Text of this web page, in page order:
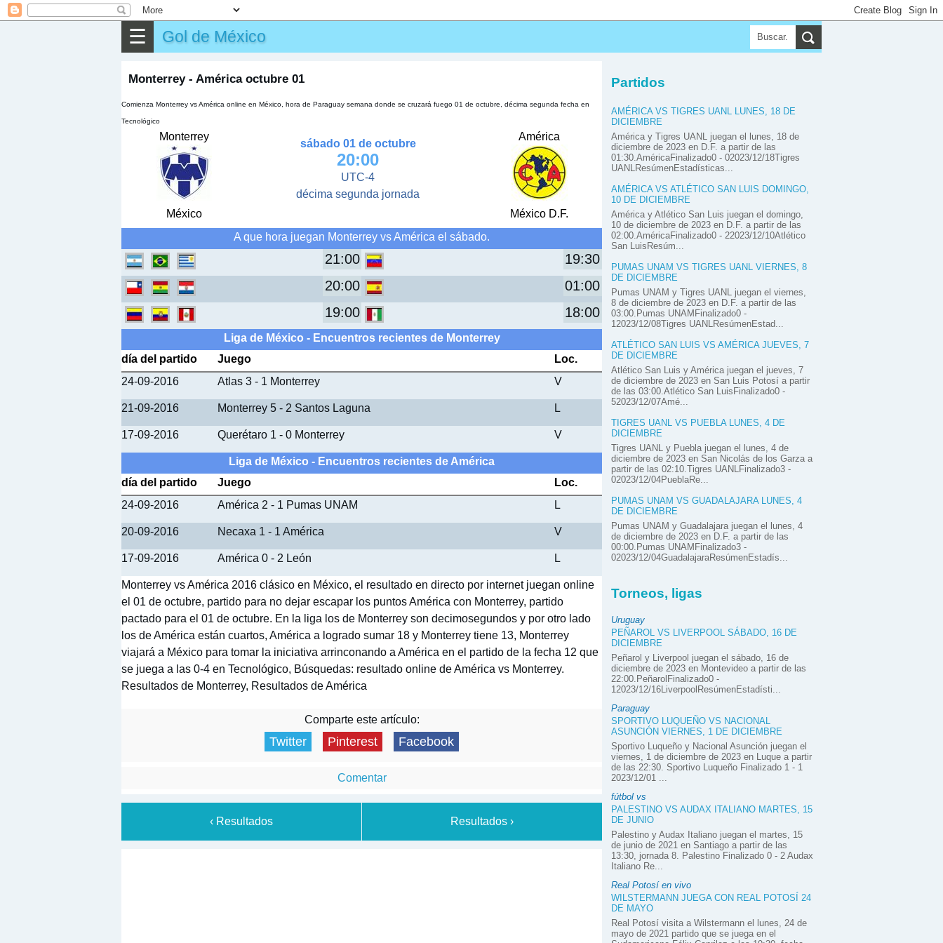
☰ Gol de México
Monterrey - América octubre 01
Comienza Monterrey vs América online en México, hora de Paraguay semana donde se cruzará fuego 01 de octubre, décima segunda fecha en
Tecnológico
Monterrey
México
sábado 01 de octubre
20:00
UTC-4
décima segunda jornada
América
México D.F.
A que hora juegan Monterrey vs América el sábado.
21:00
19:30
20:00
01:00
19:00
18:00
Liga de México - Encuentros recientes de Monterrey
día del partido
Juego
Loc.
24-09-2016
Atlas 3 - 1 Monterrey V
21-09-2016 Monterrey 5 - 2 Santos Laguna L
17-09-2016 Querétaro 1 - 0 Monterrey V
Liga de México - Encuentros recientes de América
día del partido
Juego
Loc.
24-09-2016
América 2 - 1 Pumas UNAM L
20-09-2016 Necaxa 1 - 1 América V
17-09-2016 América 0 - 2 León L
Monterrey vs América 2016 clásico en México, el resultado en directo por internet juegan online
el 01 de octubre, partido para no dejar escapar los puntos América con Monterrey, partido
pactado para el 01 de octubre. En la liga los de Monterrey son decimosegundos y por otro lado
los de América están cuartos, América a logrado sumar 18 y Monterrey tiene 13, Monterrey
viajará a México para tomar la iniciativa arrinconando a América en el partido de la fecha 12 que
se juega a las 0-4 en Tecnológico, Búsquedas: resultado online de América vs Monterrey.
Resultados de Monterrey, Resultados de América
Comparte este artículo:
Twitter Pinterest Facebook
Comentar
‹ Resultados Resultados ›
Partidos
AMÉRICA VS TIGRES UANL LUNES, 18 DE
DICIEMBRE
América y Tigres UANL juegan el lunes, 18 de
diciembre de 2023 en D.F. a partir de las
01:30.AméricaFinalizado0 - 02023/12/18Tigres
UANLResúmenEstadísticas...
AMÉRICA VS ATLÉTICO SAN LUIS DOMINGO,
10 DE DICIEMBRE
América y Atlético San Luis juegan el domingo,
10 de diciembre de 2023 en D.F. a partir de las
02:00.AméricaFinalizado0 - 22023/12/10Atlético
San LuisResúm...
PUMAS UNAM VS TIGRES UANL VIERNES, 8
DE DICIEMBRE
Pumas UNAM y Tigres UANL juegan el viernes,
8 de diciembre de 2023 en D.F. a partir de las
03:00.Pumas UNAMFinalizado0 -
12023/12/08Tigres UANLResúmenEstad...
ATLÉTICO SAN LUIS VS AMÉRICA JUEVES, 7
DE DICIEMBRE
Atlético San Luis y América juegan el jueves, 7
de diciembre de 2023 en San Luis Potosí a partir
de las 03:00.Atlético San LuisFinalizado0 -
52023/12/07Amé...
TIGRES UANL VS PUEBLA LUNES, 4 DE
DICIEMBRE
Tigres UANL y Puebla juegan el lunes, 4 de
diciembre de 2023 en San Nicolás de los Garza a
partir de las 02:10.Tigres UANLFinalizado3 -
02023/12/04PueblaRe...
PUMAS UNAM VS GUADALAJARA LUNES, 4
DE DICIEMBRE
Pumas UNAM y Guadalajara juegan el lunes, 4
de diciembre de 2023 en D.F. a partir de las
00:00.Pumas UNAMFinalizado3 -
02023/12/04GuadalajaraResúmenEstadís...
Torneos, ligas
Uruguay
PEÑAROL VS LIVERPOOL SÁBADO, 16 DE
DICIEMBRE
Peñarol y Liverpool juegan el sábado, 16 de
diciembre de 2023 en Montevideo a partir de las
22:00.PeñarolFinalizado0 -
12023/12/16LiverpoolResúmenEstadísti...
Paraguay
SPORTIVO LUQUEÑO VS NACIONAL
ASUNCIÓN VIERNES, 1 DE DICIEMBRE
Sportivo Luqueño y Nacional Asunción juegan el
viernes, 1 de diciembre de 2023 en Luque a partir
de las 22:30. Sportivo Luqueño Finalizado 1 - 1
2023/12/01 ...
fútbol vs
PALESTINO VS AUDAX ITALIANO MARTES, 15
DE JUNIO
Palestino y Audax Italiano juegan el martes, 15
de junio de 2021 en Santiago a partir de las
13:30, jornada 8. Palestino Finalizado 0 - 2 Audax
Italiano Re...
Real Potosí en vivo
WILSTERMANN JUEGA CON REAL POTOSÍ 24
DE MAYO
Real Potosí visita a Wilstermann el lunes, 24 de
mayo de 2021 partido que se juega en el
▶ Partidos
✎ Otros